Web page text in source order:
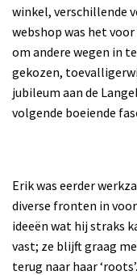
winkel, verschillende
webshop was het
om andere wegen in
gekozen,
jubileum aan de
volgende boeiende
Erik was eerder
diverse fronten in
ideeën wat hij straks
vast; ze blijft graag
terug naar haar